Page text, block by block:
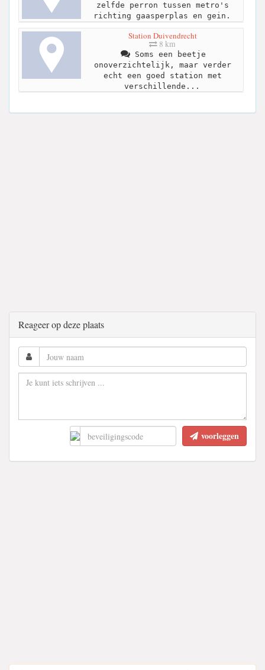
zelfde perron tussen metro's
richting gaasperplas en gein.
Station Duivendrecht
8 km
Soms een beetje
onoverzichtelijk, maar verder
echt een goed station met
verschillende...
Reageer op deze plaats
voorleggen